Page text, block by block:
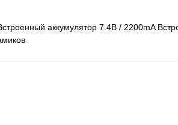
аккумулятор 7.4В / 2200mA